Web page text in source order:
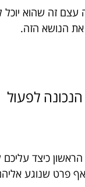
עצם זה שהוא
הנושא הזה.
לפעול
כיצד
פרט שנוגע